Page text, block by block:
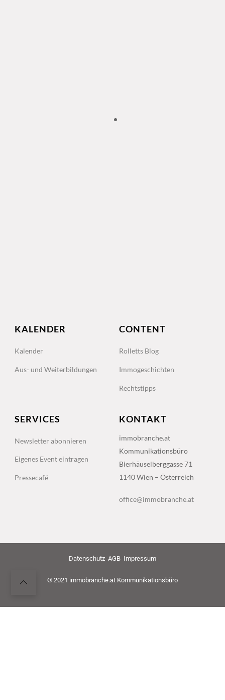
KALENDER
Kalender
Aus- und Weiterbildungen
CONTENT
Rolletts Blog
Immogeschichten
Rechtstipps
SERVICES
Newsletter abonnieren
Eigenes Event eintragen
Pressecafé
KONTAKT
immobranche.at
Kommunikationsbüro
Bierhäuselberggasse 71
1140 Wien – Österreich
office@immobranche.at
Datenschutz AGB Impressum
© 2021 immobranche.at Kommunikationsbüro